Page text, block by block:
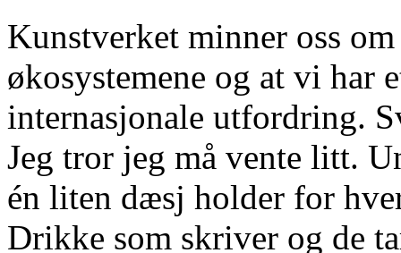
Kunstverket minner oss
økosystemene og at vi har
internasjonale utfordring.
Jeg tror jeg må vente litt.
én liten dæsj holder for
Drikke som skriver og de